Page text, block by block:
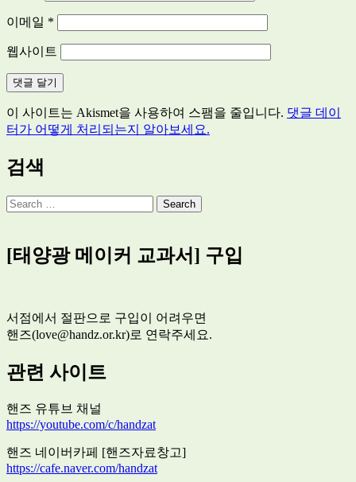
이메일 *
웹사이트
이 사이트는 Akismet을 사용하여 스팸을 줄입니다. 댓글 데이
터가 어떻게 처리되는지 알아보세요.
검색
Search
[태양광 메이커 교과서] 구입
서점에서 절판으로 구입이 어려우면
핸즈(love@handz.or.kr)로 연락주세요.
관련 사이트
핸즈 유튜브 채널
https://youtube.com/c/handzat
핸즈 네이버카페 [핸즈자료창고]
https://cafe.naver.com/handzat